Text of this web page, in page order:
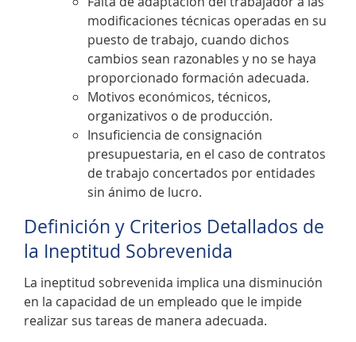
modificaciones técnicas operadas en su
puesto de trabajo, cuando dichos
cambios sean razonables y no se haya
proporcionado formación adecuada.
Motivos económicos, técnicos,
organizativos o de producción.
Insuficiencia de consignación
presupuestaria, en el caso de contratos
de trabajo concertados por entidades
sin ánimo de lucro.
Definición y Criterios Detallados de
la Ineptitud Sobrevenida
La ineptitud sobrevenida implica una disminución
en la capacidad de un empleado que le impide
realizar sus tareas de manera adecuada.